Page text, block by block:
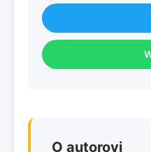
O autorovi